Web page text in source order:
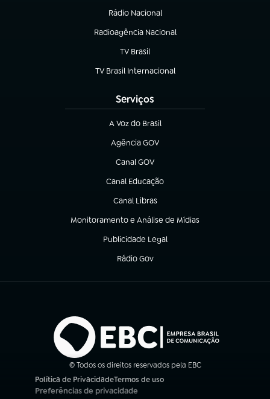
Rádio Nacional
(abre em nova aba)
Radioagência Nacional
(abre em nova aba)
TV Brasil
(abre em nova aba)
TV Brasil Internacional
(abre em nova aba)
Serviços
A Voz do Brasil
(abre em nova aba)
Agência GOV
(abre em nova aba)
Canal GOV
(abre em nova aba)
Canal Educação
(abre em nova aba)
Canal Libras
(abre em nova aba)
Monitoramento e Análise de Mídias
(abre em nova aba)
Publicidade Legal
(abre em nova aba)
Rádio Gov
(abre em nova aba)
© Todos os direitos reservados pela EBC
Política de Privacidade
(abre em nova aba)
Termos de uso
(abre em nova aba)
Preferências de privacidade